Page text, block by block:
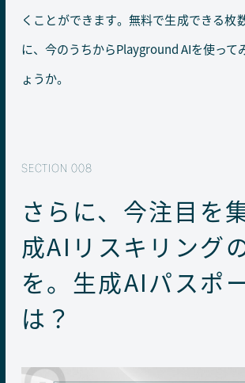
くことができます。無料で生成できる枚
に、今のうちからPlayground AIを使って
ょうか。
さらに、今注目を
成AIリスキリング
を。生成AIパスポ
は？